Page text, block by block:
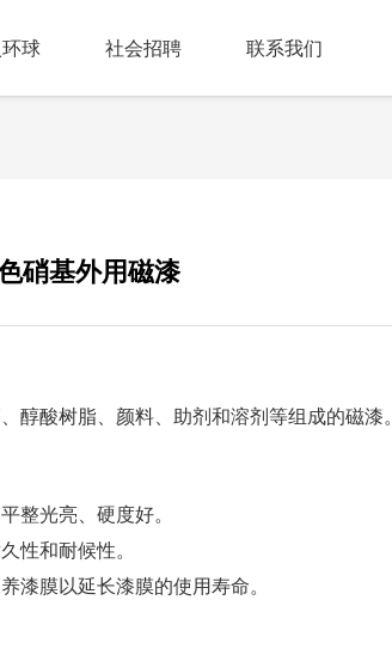
球 社会招聘 联系我们
硝基外用磁漆
醇酸树脂、颜料、助剂和溶剂等组成的磁漆。
整光亮、硬度好。
性和耐候性。
漆膜以延长漆膜的使用寿命。